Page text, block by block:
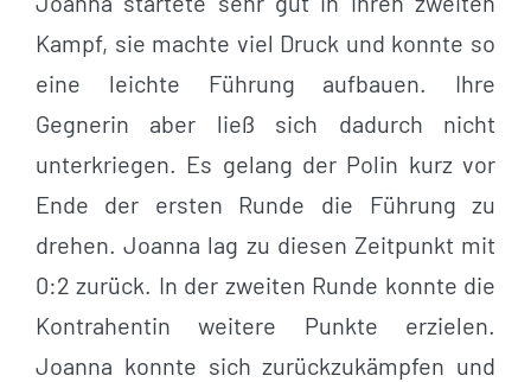
Kampf, sie machte viel Druck und konnte so
eine leichte Führung aufbauen. Ihre
Gegnerin aber ließ sich dadurch nicht
unterkriegen. Es gelang der Polin kurz vor
Ende der ersten Runde die Führung zu
drehen. Joanna lag zu diesen Zeitpunkt mit
0:2 zurück. In der zweiten Runde konnte die
Kontrahentin weitere Punkte erzielen.
Joanna konnte sich zurückzukämpfen und